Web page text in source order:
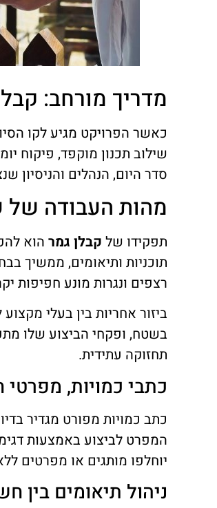
מדריך מורחב:
כאשר הפרויקט מגיע לקו
שילוב תכנון מוקפד, פיקוח
סדר היום, הנהלים והניסיון
מהות העבודה של
תפקידו של קבלן גמר הוא
תוכניות ותיאומים, ממשיך
רצפים ונגרות מונע חפיפות
ביזור אחריות בין בעלי
בשטח, ופקחי הביצוע שלו
תחזוקה עתידית.
כתבי כמויות,
כתב כמויות מפורט מגדיר
המפרט לביצוע באמצעות
יוחלפו מותגים או מפרטים
ניהול תיאומים בין